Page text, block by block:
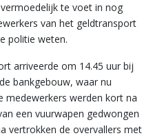
te voet in nog
van het geldtransport
politie weten.
arriveerde om 14.45 uur bij
bankgebouw, waar nu
medewerkers werden kort na
een vuurwapen gedwongen
vertrokken de overvallers met